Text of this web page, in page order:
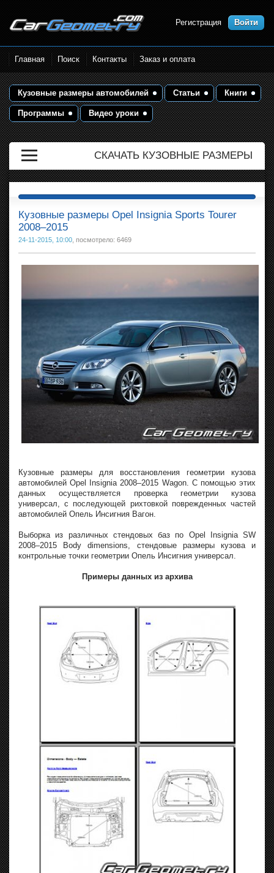
Размеры кузова автомобилей.
Контрольные точки и кузовные
размеры. Геометрия кузова
Регистрация Войти
Главная Поиск Контакты Заказ и оплата
Кузовные размеры автомобилей Статьи Книги
Программы Видео уроки
СКАЧАТЬ КУЗОВНЫЕ РАЗМЕРЫ
Кузовные размеры Opel Insignia Sports Tourer
2008–2015
24-11-2015, 10:00 , посмотрело: 6469
Кузовные размеры для восстановления геометрии кузова
автомобилей Opel Insignia 2008–2015 Wagon. С помощью этих
данных осуществляется проверка геометрии кузова
универсал, с последующей рихтовкой поврежденных частей
автомобилей Опель Инсигния Вагон.
Выборка из различных стендовых баз по Opel Insignia SW
2008–2015 Body dimensions, стендовые размеры кузова и
контрольные точки геометрии Опель Инсигния универсал.
Примеры данных из архива